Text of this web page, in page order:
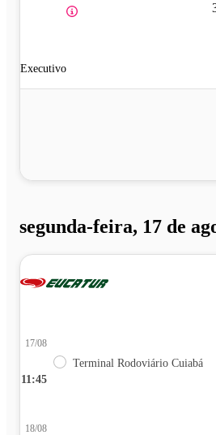
Executivo
segunda-feira, 17 de
11:45
17/08
Terminal Rodoviário Cuiabá
18/08